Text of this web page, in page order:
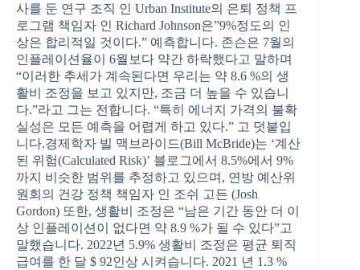
사를 둔 연구 조직 인 Urban Institute의 은퇴 정책 프
로그램 책임자 인 Richard Johnson은”9%정도의 인
상은 합리적일 것이다.” 예측합니다. 존슨은 7월의
인플레이션율이 6월보다 약간 하락했다고 말하며
“이러한 추세가 계속된다면 우리는 약 8.6 %의 생
활비 조정을 보고 있지만, 조금 더 높을 수 있습니
다.”라고 그는 전합니다. “특히 에너지 가격의 불확
실성은 모든 예측을 어렵게 하고 있다.” 고 덧붙입
니다.경제학자 빌 맥브라이드(Bill McBride)는 ‘계산
된 위험(Calculated Risk)’ 블로그에서 8.5%에서 9%
까지 비슷한 범위를 추정하고 있으며, 연방 예산위
원회의 건강 정책 책임자 인 조쉬 고든 (Josh
Gordon) 또한, 생활비 조정은 “남은 기간 동안 더 이
상 인플레이션이 없다면 약 8.9 %가 될 수 있다”고
말했습니다. 2022년 5.9% 생활비 조정은 평균 퇴직
급여를 한 달 $ 92인상 시켜습니다. 2021 년 1.3 %